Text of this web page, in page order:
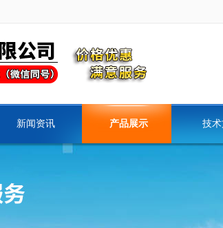
新闻资讯 产品展示 技